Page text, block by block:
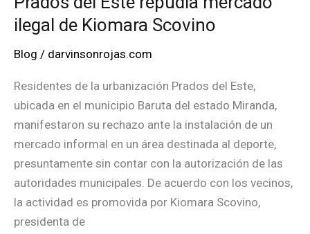
ilegal de Kiomara Scovino
Blog / darvinsonrojas.com
Residentes de la urbanización Prados del Este,
ubicada en el municipio Baruta del estado Miranda,
manifestaron su rechazo ante la instalación de un
mercado informal en un área destinada al deporte,
presuntamente sin contar con la autorización de las
autoridades municipales. De acuerdo con los vecinos,
la actividad es promovida por Kiomara Scovino,
presidenta de